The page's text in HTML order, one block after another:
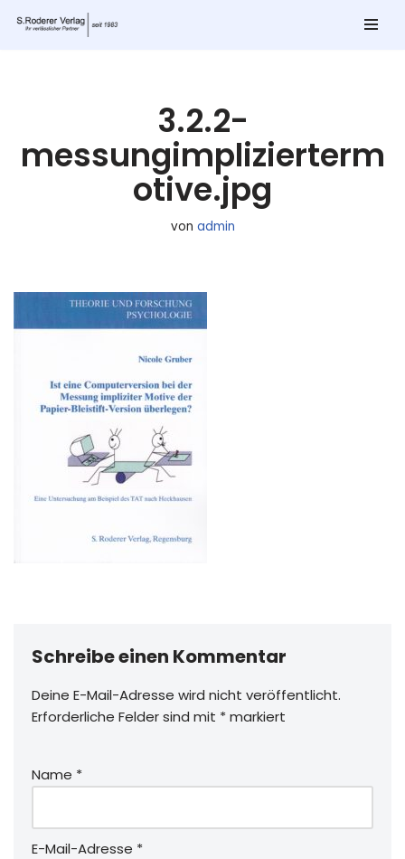
3.2.2-
messungimplizierterm
otive.jpg
von admin
Schreibe einen Kommentar
Deine E-Mail-Adresse wird nicht veröffentlicht.
Erforderliche Felder sind mit *markiert
Name *
E-Mail-Adresse *